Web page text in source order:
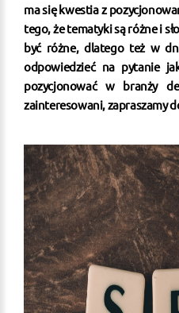
ma się kwestia z
tego, że tematyki są różne i
być różne, dlatego też w
odpowiedzieć na pytanie
pozycjonować w branży
zainteresowani, zapraszamy